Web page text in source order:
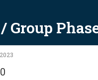
Group
0